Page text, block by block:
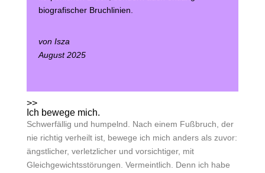
biografischer Bruchlinien.
von Isza
August 2025
>>
Ich bewege mich.
Schwerfällig und humpelnd. Nach einem Fußbruch, der
nie richtig verheilt ist, bewege ich mich anders als zuvor:
ängstlicher, verletzlicher und vorsichtiger, mit
Gleichgewichtsstörungen. Vermeintlich. Denn ich habe